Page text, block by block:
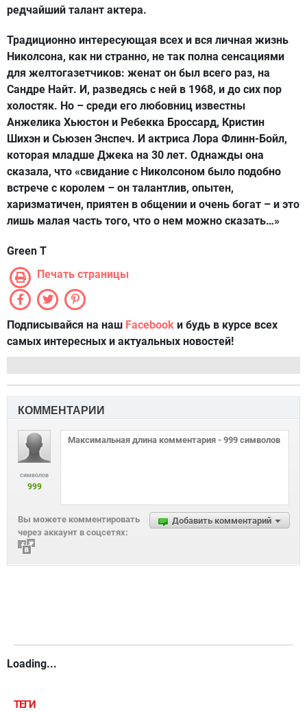
редчайший талант актера.
Традиционно интересующая всех и вся личная жизнь
Николсона, как ни странно, не так полна сенсациями
для желтогазетчиков: женат он был всего раз, на
Сандре Найт. И, разведясь с ней в 1968, и до сих пор
холостяк. Но – среди его любовниц известны
Анжелика Хьюстон и Ребекка Броссард, Кристин
Шихэн и Сьюзен Энспеч. И актриса Лора Флинн-Бойл,
которая младше Джека на 30 лет. Однажды она
сказала, что «свидание с Николсоном было подобно
встрече с королем – он талантлив, опытен,
харизматичен, приятен в общении и очень богат – и это
лишь малая часть того, что о нем можно сказать…»
Green T
Печать страницы
Подписывайся на наш Facebook и будь в курсе всех
самых интересных и актуальных новостей!
КОММЕНТАРИИ
символов
999
Добавить комментарий
Вы можете комментировать
через аккаунт в соцсетях:
Loading...
ТЕГИ